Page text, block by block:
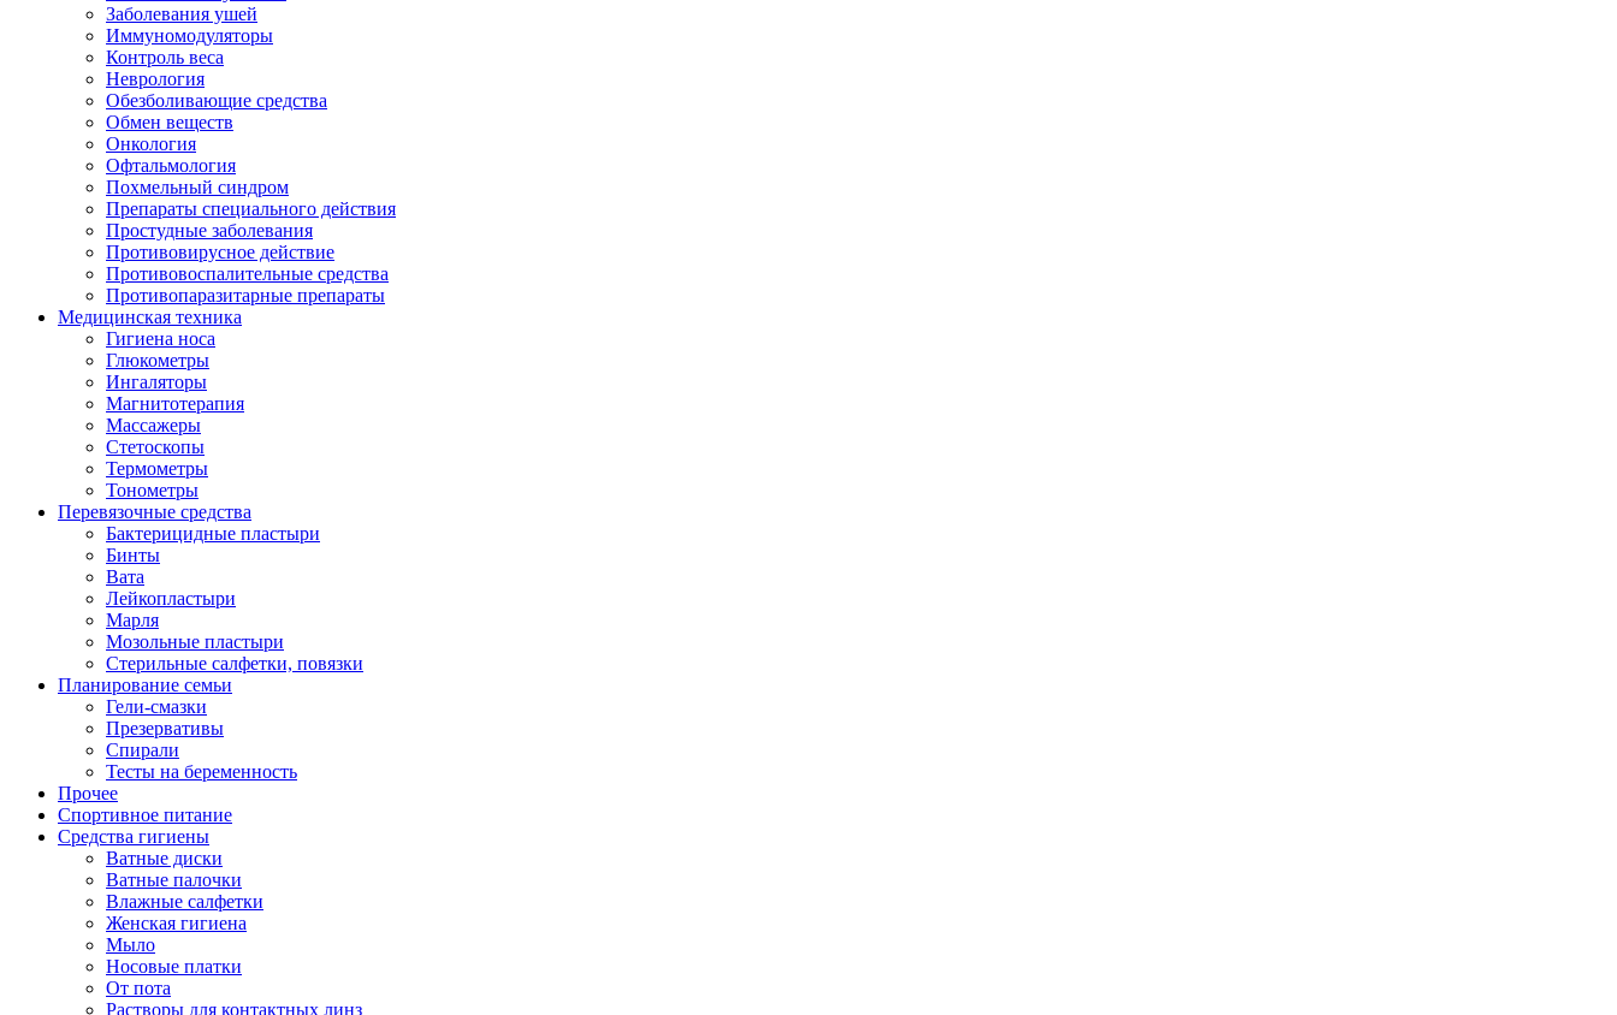
Заболевания ушей
Иммуномодуляторы
Контроль веса
Неврология
Обезболивающие средства
Обмен веществ
Онкология
Офтальмология
Похмельный синдром
Препараты специального действия
Простудные заболевания
Противовирусное действие
Противовоспалительные средства
Противопаразитарные препараты
Медицинская техника
Гигиена носа
Глюкометры
Ингаляторы
Магнитотерапия
Массажеры
Стетоскопы
Термометры
Тонометры
Перевязочные средства
Бактерицидные пластыри
Бинты
Вата
Лейкопластыри
Марля
Мозольные пластыри
Стерильные салфетки, повязки
Планирование семьи
Гели-смазки
Презервативы
Спирали
Тесты на беременность
Прочее
Спортивное питание
Средства гигиены
Ватные диски
Ватные палочки
Влажные салфетки
Женская гигиена
Мыло
Носовые платки
От пота
Растворы для контактных линз